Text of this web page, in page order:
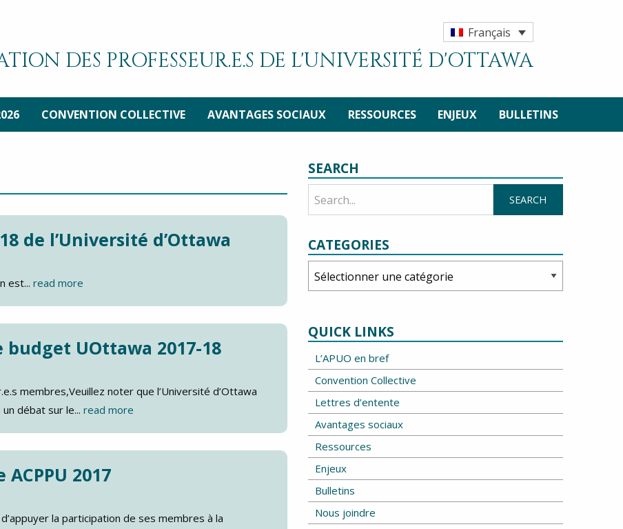
Français
DES PROFESSEUR.E.S DE L'UNIVERSITÉ D'OTTAWA
CONVENTION COLLECTIVE AVANTAGES SOCIAUX RESSOURCES ENJEUX BULLETINS
de l’Université d’Ottawa
est... read more
UOttawa 2017-18
membres,Veuillez noter que l’Université d’Ottawa
débat sur le... read more
2017
la participation de ses membres à la
SEARCH
CATEGORIES
QUICK LINKS
L’APUO en bref
Convention Collective
Lettres d’entente
Avantages sociaux
Ressources
Enjeux
Bulletins
Nous joindre